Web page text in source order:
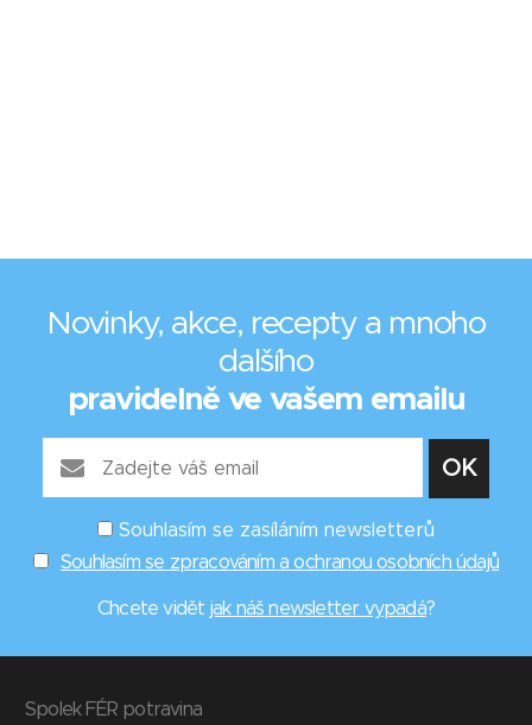
Novinky, akce, recepty a mnoho
dalšího
pravidelně ve vašem emailu
Souhlasím se zasíláním newsletterů
Souhlasím se zpracováním a ochranou osobních údajů
Chcete vidět jak náš newsletter vypadá?
Spolek FÉR potravina